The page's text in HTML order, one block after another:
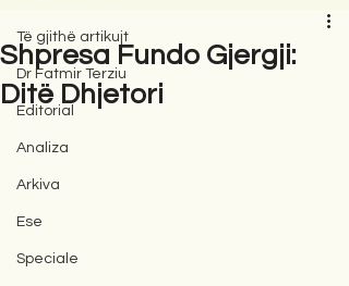
Të gjithë artikujt
Dr Fatmir Terziu
Editorial
Analiza
Arkiva
Ese
Speciale
Shpresa Fundo Gjergji:
Ditë Dhjetori